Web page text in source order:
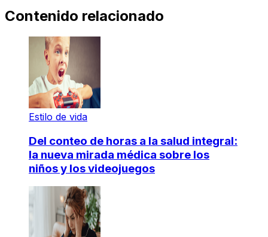
Contenido relacionado
Estilo de vida
Del conteo de horas a la salud integral:
la nueva mirada médica sobre los
niños y los videojuegos